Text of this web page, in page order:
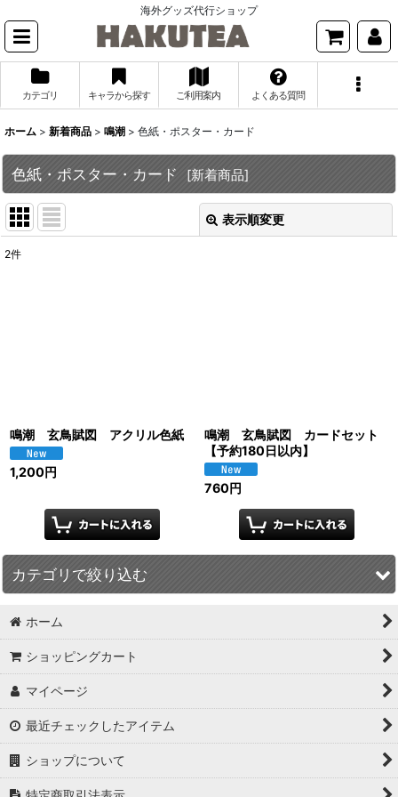
海外グッズ代行ショップ
カテゴリ キャラから探す ご利用案内 よくある質問
ホーム > 新着商品 > 鳴潮 > 色紙・ポスター・カード
色紙・ポスター・カード [新着商品]
表示順変更
2件
鳴潮 玄鳥賦図 アクリル色紙
1,200円
鳴潮 玄鳥賦図 カードセット
【予約180日以内】
760円
カテゴリで絞り込む
鳴潮 (全商品)
アクリルスタンド
バッジ
色紙・ポスター・カード
ホーム
ショッピングカート
マイページ
最近チェックしたアイテム
ショップについて